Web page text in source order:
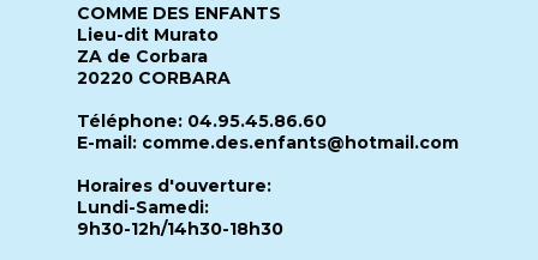
COMME DES ENFANTS
Lieu-dit Murato
ZA de Corbara
20220 CORBARA
Téléphone: 04.95.45.86.60
E-mail: comme.des.enfants@hotmail.com
Horaires d'ouverture:
Lundi-Samedi:
9h30-12h/14h30-18h30